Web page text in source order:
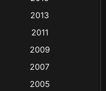
วัยรุ่น (13)
ม (55)
2013
2011
2009
2007
2005